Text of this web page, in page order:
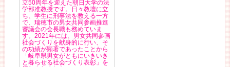
立50周年を迎えた朝日大学の法
学部准教授です。日々教壇に立
ち、学生に刑事法を教える一方
で、瑞穂市の男女共同参画推進
審議会の会長職も務めていま
す。2021年には、男女共同参画
社会づくりを献身的に行い、そ
の功績が顕著であったことから
「岐阜県男女がともにいきいき
と暮らせる社会づくり表彰」を